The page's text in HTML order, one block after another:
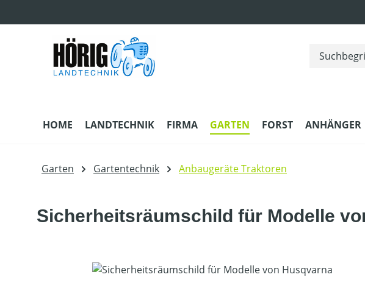
HOME LANDTECHNIK FIRMA GARTEN FORST ANHÄNGER
Garten Gartentechnik Anbaugeräte Traktoren
Sicherheitsräumschild für Modelle
Bildergalerie überspringen